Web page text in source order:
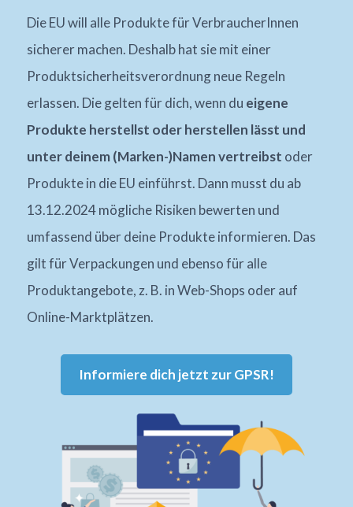
Die EU will alle Produkte für VerbraucherInnen
sicherer machen. Deshalb hat sie mit einer
Produktsicherheitsverordnung neue Regeln
erlassen. Die gelten für dich, wenn du eigene
Produkte herstellst oder herstellen lässt und
unter deinem (Marken-)Namen vertreibst oder
Produkte in die EU einführst. Dann musst du ab
13.12.2024 mögliche Risiken bewerten und
umfassend über deine Produkte informieren. Das
gilt für Verpackungen und ebenso für alle
Produktangebote, z. B. in Web-Shops oder auf
Online-Marktplätzen.
Informiere dich jetzt zur GPSR!